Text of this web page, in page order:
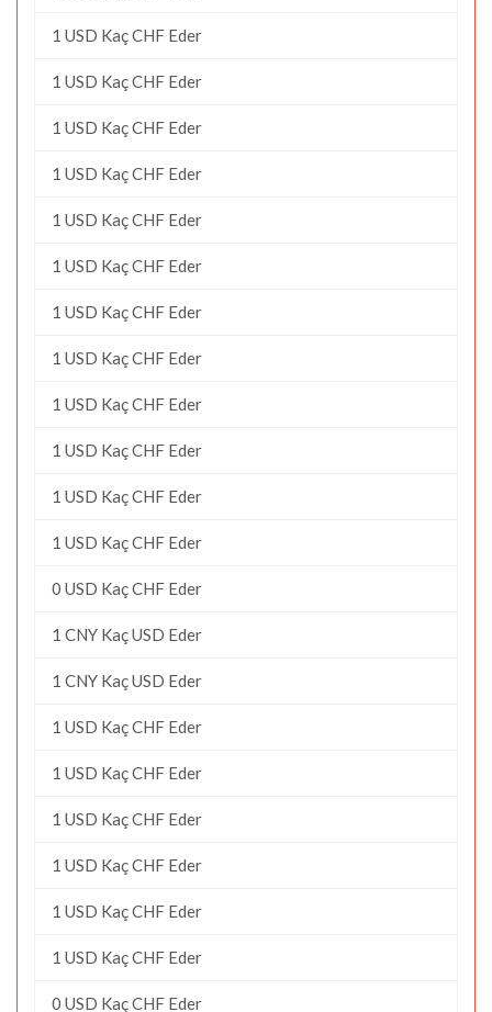
1 USD Kaç CHF Eder
1 USD Kaç CHF Eder
1 USD Kaç CHF Eder
1 USD Kaç CHF Eder
1 USD Kaç CHF Eder
1 USD Kaç CHF Eder
1 USD Kaç CHF Eder
1 USD Kaç CHF Eder
1 USD Kaç CHF Eder
1 USD Kaç CHF Eder
1 USD Kaç CHF Eder
1 USD Kaç CHF Eder
0 USD Kaç CHF Eder
1 CNY Kaç USD Eder
1 CNY Kaç USD Eder
1 USD Kaç CHF Eder
1 USD Kaç CHF Eder
1 USD Kaç CHF Eder
1 USD Kaç CHF Eder
1 USD Kaç CHF Eder
1 USD Kaç CHF Eder
0 USD Kaç CHF Eder